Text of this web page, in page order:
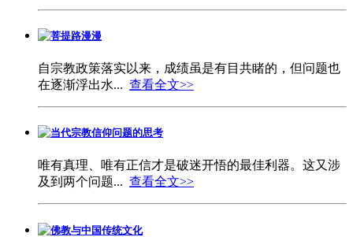
菩提路漫漫
自宗教政策落实以来，成绩虽是有目共睹的，但问题也
在逐渐浮出水... 查看全文>>
当代宗教信仰问题的思考
唯有真理、唯有正信才是破迷开悟的最佳利器。这又涉
及到两个问题... 查看全文>>
佛教与中国传统文化